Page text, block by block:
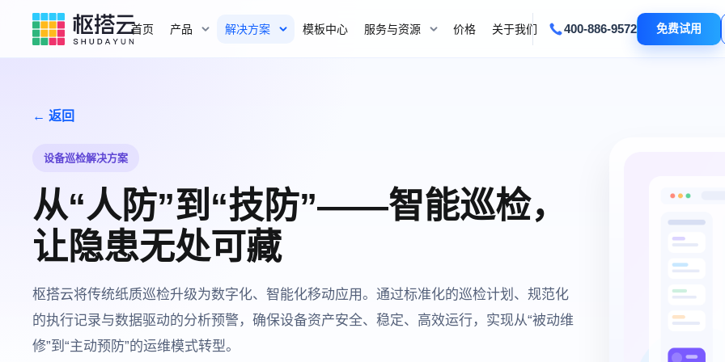
首页 产品 解决方案 模板中心 服务与资源 价格 关于我们 400-886-9572 免费试用
← 返回
设备巡检解决方案
从“人防”到“技防”——智能巡检，
让隐患无处可藏
枢搭云将传统纸质巡检升级为数字化、智能化移动应用。通过标准化的巡检计划、规范化
的执行记录与数据驱动的分析预警，确保设备资产安全、稳定、高效运行，实现从“被动维
修”到“主动预防”的运维模式转型。